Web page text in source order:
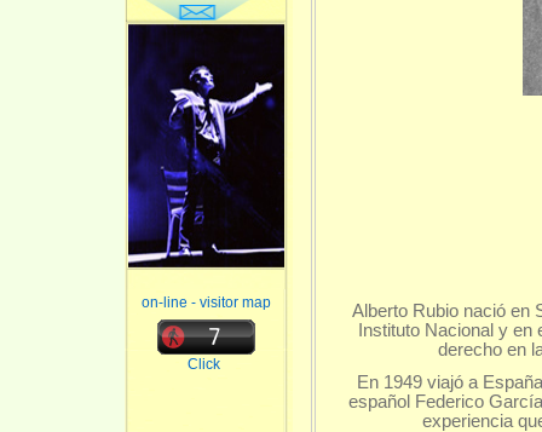
on-line - visitor map
Click
Alberto Rubio nació en
Instituto Nacional y
derecho en
En 1949 viajó a
español Federico
experiencia